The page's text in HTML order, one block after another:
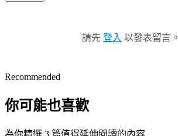
請先 登入 以發表留言。
Recommended
你可能也喜歡
為你精選 3 篇值得延伸閱讀的內容